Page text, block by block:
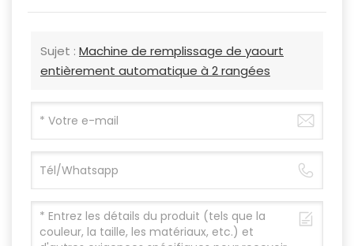
Sujet : Machine de remplissage de yaourt
entièrement automatique à 2 rangées